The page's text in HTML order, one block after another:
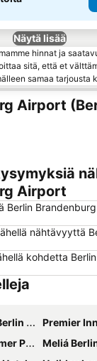
Näytä lisää
hinnat ja
sitä, että et
samaa tarjousta
Airport
Airport
Berlin
nähtävyyttä
kohdetta
Premier Inn
Platz
Meliá